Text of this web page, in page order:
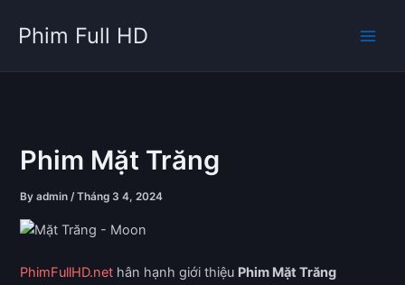
Phim Full HD
Phim Mặt Trăng
Byadmin/Tháng 3 4, 2024
PhimFullHD.net hân hạnh giới thiệu Phim Mặt Trăng